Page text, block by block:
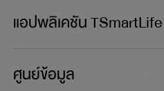
แอปพลิเคชัน TSmartLife
ศูนย์ข้อมูล